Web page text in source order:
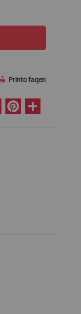
Printo faqen
MessengerPinterest